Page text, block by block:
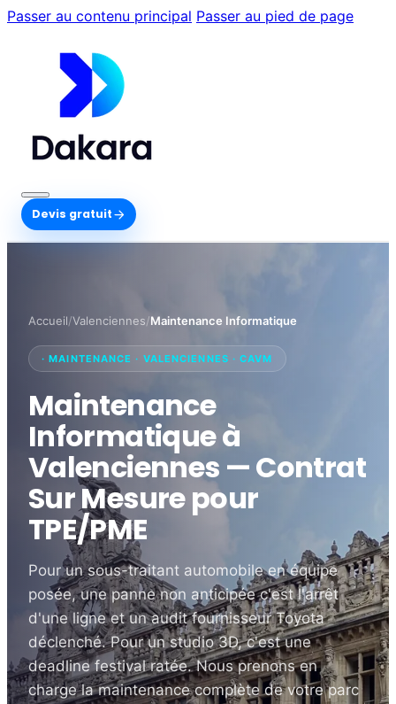
Passer au contenu principal Passer au pied de page
Devis gratuit
Accueil/Valenciennes/Maintenance Informatique
· MAINTENANCE · VALENCIENNES · CAVM
Maintenance
Informatique à
Valenciennes — Contrat
Sur Mesure pour
TPE/PME
Pour un sous-traitant automobile en équipe
posée, une panne non anticipée c'est l'arrêt
d'une ligne et un audit fournisseur Toyota
déclenché. Pour un studio 3D, c'est une
deadline festival ratée. Nous prenons en
charge la maintenance complète de votre parc